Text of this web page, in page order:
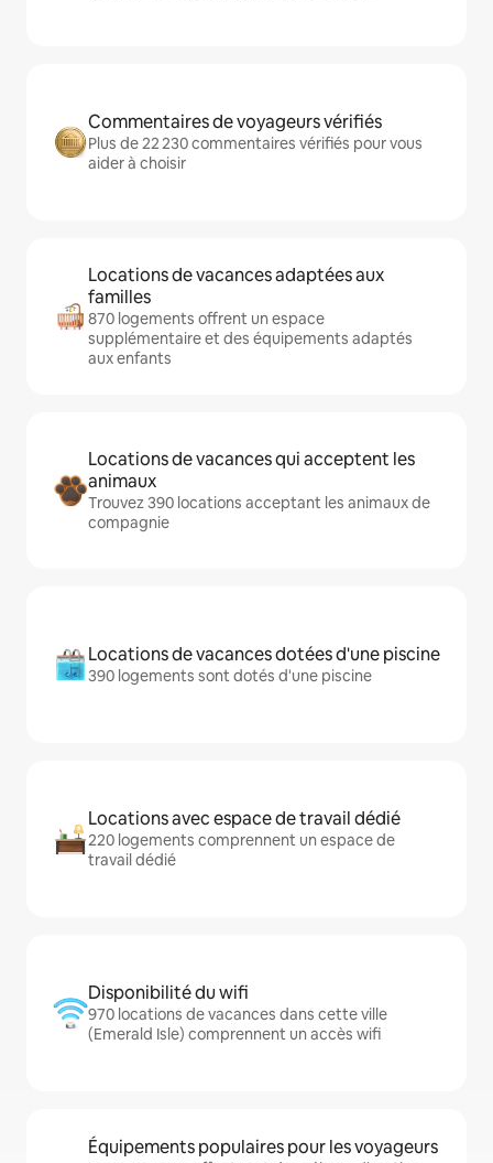
Commentaires de voyageurs vérifiés
Plus de 22 230 commentaires vérifiés pour vous
aider à choisir
Locations de vacances adaptées aux
familles
870 logements offrent un espace
supplémentaire et des équipements adaptés
aux enfants
Locations de vacances qui acceptent les
animaux
Trouvez 390 locations acceptant les animaux de
compagnie
Locations de vacances dotées d'une piscine
390 logements sont dotés d'une piscine
Locations avec espace de travail dédié
220 logements comprennent un espace de
travail dédié
Disponibilité du wifi
970 locations de vacances dans cette ville
(Emerald Isle) comprennent un accès wifi
Équipements populaires pour les voyageurs